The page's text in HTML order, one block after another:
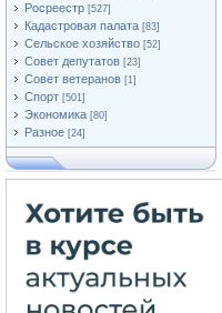
Росреестр [527]
Кадастровая палата [83]
Сельское хозяйство [52]
Совет депутатов [23]
Совет ветеранов [1]
Спорт [501]
Экономика [80]
Разное [24]